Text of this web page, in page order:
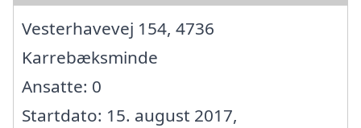
Vesterhavevej 154, 4736
Karrebæksminde
Ansatte: 0
Startdato: 15. august 2017,